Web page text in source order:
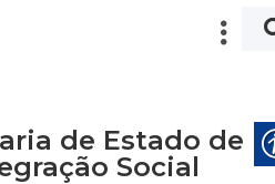
de Estado de
Social